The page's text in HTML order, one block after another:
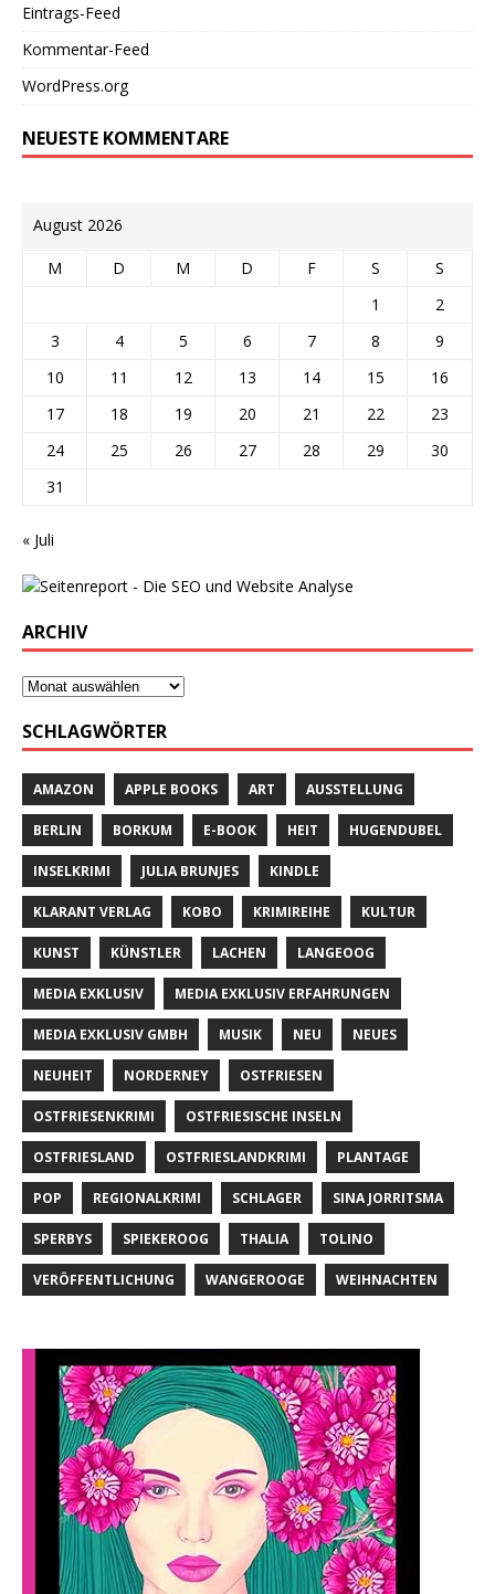
Eintrags-Feed
Kommentar-Feed
WordPress.org
NEUESTE KOMMENTARE
August 2026
M D M D F S
S
1
2
3
4 5 6 7 8
9
10
11 12 13 14 15
16
17
18 19 20 21 22
23
24
25 26 27 28 29
30
31
« Juli
ARCHIV
SCHLAGWÖRTER
AMAZON APPLE BOOKS ART AUSSTELLUNG
BERLIN BORKUM E-BOOK HEIT HUGENDUBEL
INSELKRIMI JULIA BRUNJES KINDLE
KLARANT VERLAG KOBO KRIMIREIHE KULTUR
KUNST KÜNSTLER LACHEN LANGEOOG
MEDIA EXKLUSIV MEDIA EXKLUSIV ERFAHRUNGEN
MEDIA EXKLUSIV GMBH MUSIK NEU NEUES
NEUHEIT NORDERNEY OSTFRIESEN
OSTFRIESENKRIMI OSTFRIESISCHE INSELN
OSTFRIESLAND OSTFRIESLANDKRIMI PLANTAGE
POP REGIONALKRIMI SCHLAGER SINA JORRITSMA
SPERBYS SPIEKEROOG THALIA TOLINO
VERÖFFENTLICHUNG WANGEROOGE WEIHNACHTEN